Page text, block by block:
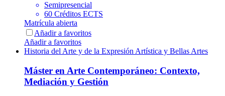
Semipresencial
60 Créditos ECTS
Matrícula abierta
Añadir a favoritos
Añadir a favoritos
Historia del Arte y de la Expresión Artística y Bellas Artes
Máster en Arte Contemporáneo: Contexto,
Mediación y Gestión